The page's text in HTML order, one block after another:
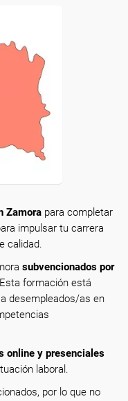
Zamora para completar
impulsar tu carrera
calidad.
subvencionados por
formación está
desempleados/as en
online y presenciales
laboral.
por lo que no